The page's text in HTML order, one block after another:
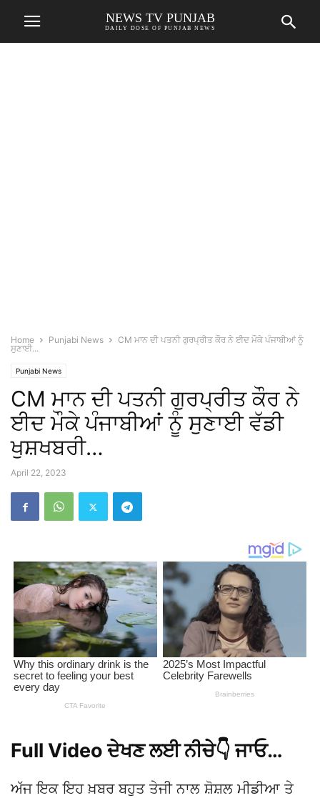
NEWS TV PUNJAB
DAILY DOSE OF PUNJAB NEWS
Home Punjabi News
CM ਮਾਨ ਦੀ ਪਤਨੀ ਗੁਰਪ੍ਰੀਤ ਕੌਰ ਨੇ ਈਦ ਮੌਕੇ ਪੰਜਾਬੀਆਂ ਨੂੰ
ਸੁਣਾਈ...
Punjabi News
CM ਮਾਨ ਦੀ ਪਤਨੀ ਗੁਰਪ੍ਰੀਤ ਕੌਰ ਨੇ
ਈਦ ਮੌਕੇ ਪੰਜਾਬੀਆਂ ਨੂੰ ਸੁਣਾਈ ਵੱਡੀ
ਖੁਸ਼ਖਬਰੀ…
April 22, 2023
Full Video ਦੇਖਣ ਲਈ ਨੀਚੇ👇 ਜਾਓ…
ਅੱਜ ਇਕ ਇਹ ਖ਼ਬਰ ਬਹੁਤ ਤੇਜੀ ਨਾਲ ਸ਼ੋਸ਼ਲ ਮੀਡੀਆ ਤੇ